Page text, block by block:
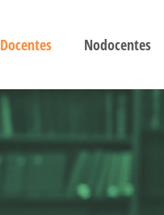
Docentes Nodocentes